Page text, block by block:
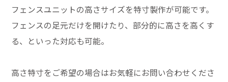
フェンスユニットの高さサイズを特寸製作が可能です。
フェンスの足元だけを開けたり、部分的に高さを高くす
る、といった対応も可能。
高さ特寸をご希望の場合はお気軽にお問い合わせくださ